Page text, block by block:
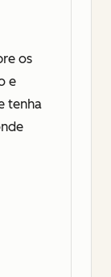
os
e
tenha